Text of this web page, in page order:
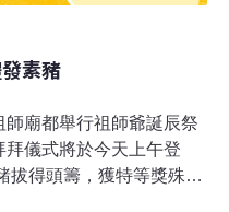
素豬
廟都舉行祖師爺誕辰祭
儀式將於今天上午登
拔得頭籌，獲特等獎殊